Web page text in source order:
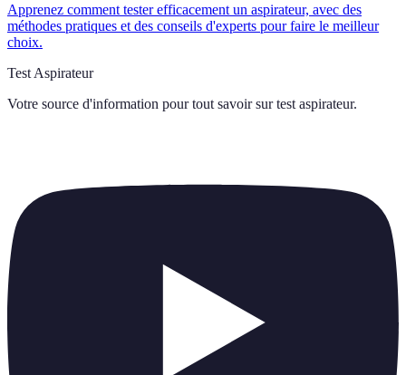
Apprenez comment tester efficacement un aspirateur, avec des
méthodes pratiques et des conseils d'experts pour faire le meilleur
choix.
Test Aspirateur
Votre source d'information pour tout savoir sur test aspirateur.